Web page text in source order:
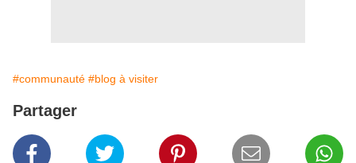
#communauté #blog à visiter
Partager